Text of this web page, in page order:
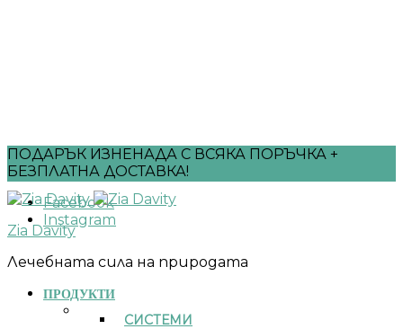
ПОДАРЪК ИЗНЕНАДА С ВСЯКА ПОРЪЧКА +
БЕЗПЛАТНА ДОСТАВКА!
Facebook
Instagram
Zia Davity
Лечебната сила на природата
ПРОДУКТИ
СИСТЕМИ